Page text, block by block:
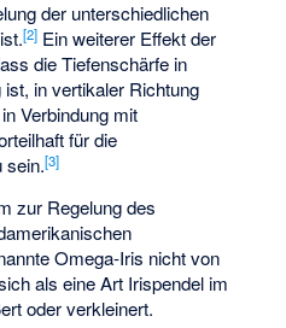
der unterschiedlichen
[2] Ein weiterer Effekt der
die Tiefenschärfe in
in vertikaler Richtung
Verbindung mit
für die
sein.[3]
zur Regelung des
Omega-Iris nicht von
als eine Art Irispendel im
oder verkleinert.